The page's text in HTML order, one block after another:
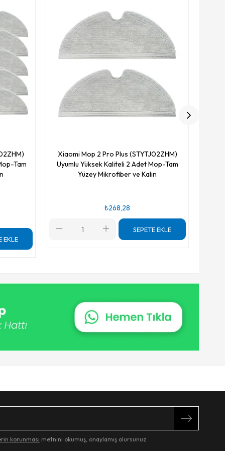
Tam
EKLE
Xiaomi Mop 2 Pro Plus (STYTJ02ZHM)
Uyumlu Yüksek Kaliteli 2 Adet Mop-Tam
Yüzey Mikrofiber ve Kalın
₺268,28
SEPETE EKLE
korunması metnini okumuş, onaylamış olursunuz.